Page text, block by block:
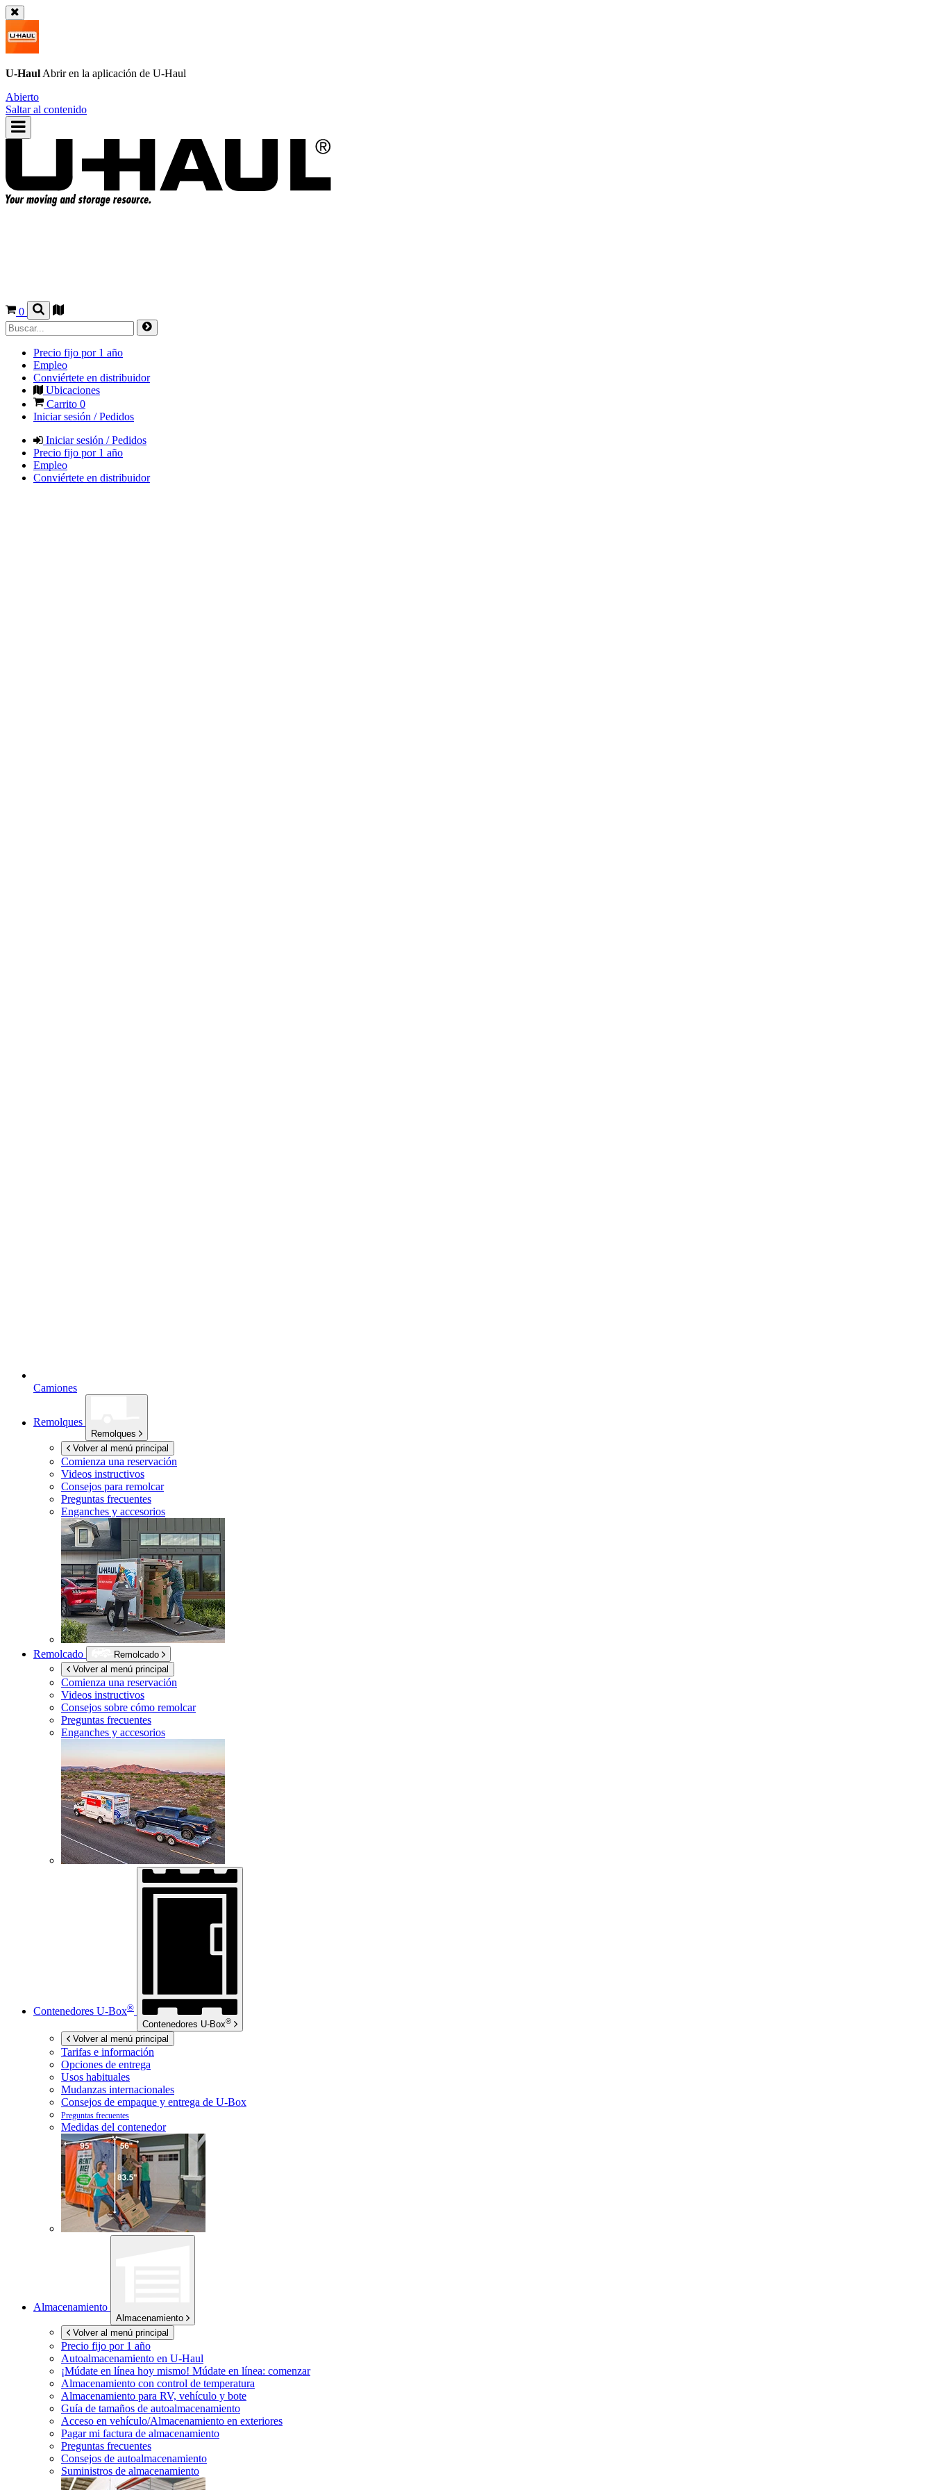
U-Haul Abrir en la aplicación de U-Haul
Abierto
Saltar al contenido
0
Precio fijo por 1 año
Empleo
Conviértete en distribuidor
Ubicaciones
Carrito 0
Iniciar sesión / Pedidos
Iniciar sesión / Pedidos
Precio fijo por 1 año
Empleo
Conviértete en distribuidor
Camiones
Remolques
Remolques
Volver al menú principal
Comienza una reservación
Videos instructivos
Consejos para remolcar
Preguntas frecuentes
Enganches y accesorios
Remolcado
Remolcado
Volver al menú principal
Comienza una reservación
Videos instructivos
Consejos sobre cómo remolcar
Preguntas frecuentes
Enganches y accesorios
Contenedores U-Box®
Contenedores U-Box®
Volver al menú principal
Tarifas e información
Opciones de entrega
Usos habituales
Mudanzas internacionales
Consejos de empaque y entrega de U-Box
Preguntas frecuentes
Medidas del contenedor
Almacenamiento
Almacenamiento
Volver al menú principal
Precio fijo por 1 año
Autoalmacenamiento en U-Haul
¡Múdate en línea hoy mismo! Múdate en línea: comenzar
Almacenamiento con control de temperatura
Almacenamiento para RV, vehículo y bote
Guía de tamaños de autoalmacenamiento
Acceso en vehículo/Almacenamiento en exteriores
Pagar mi factura de almacenamiento
Preguntas frecuentes
Consejos de autoalmacenamiento
Suministros de almacenamiento